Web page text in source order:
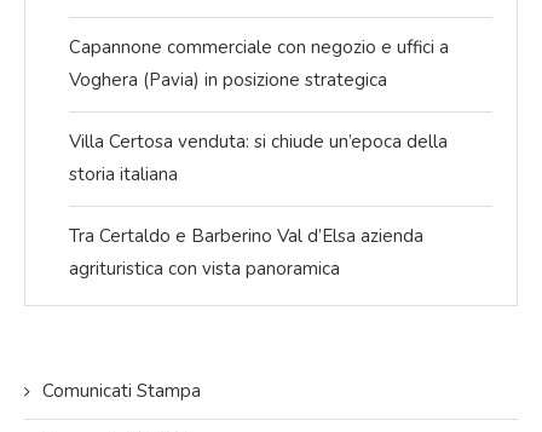
Capannone commerciale con negozio e uffici a
Voghera (Pavia) in posizione strategica
Villa Certosa venduta: si chiude un’epoca della
storia italiana
Tra Certaldo e Barberino Val d’Elsa azienda
agrituristica con vista panoramica
Comunicati Stampa